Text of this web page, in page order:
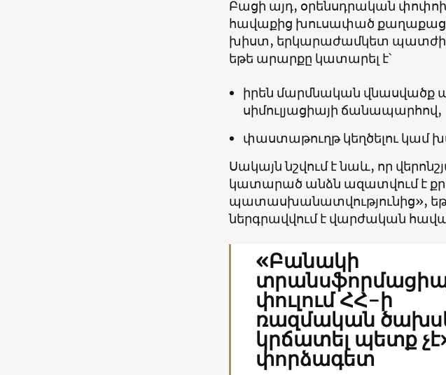
Բացի այդ, օրենսդրական
հավաքից խուսափած
խիստ, երկարաժամկետ
եթե արարքը կատարել է՝
իրեն մարմնական վնասվածք
սիմուլյացիայի ճանապարհով,
փաստաթուղթ կեղծելու կամ
Սակայն նշվում է նաև, որ
կատարած անձն ազատվում է
պատասխանատվությունից»,
ներգրավվում է վարժական
«Բանակի
փուլում ՀՀ-ի
ռազմական
կրճատել պետք
փորձագետ